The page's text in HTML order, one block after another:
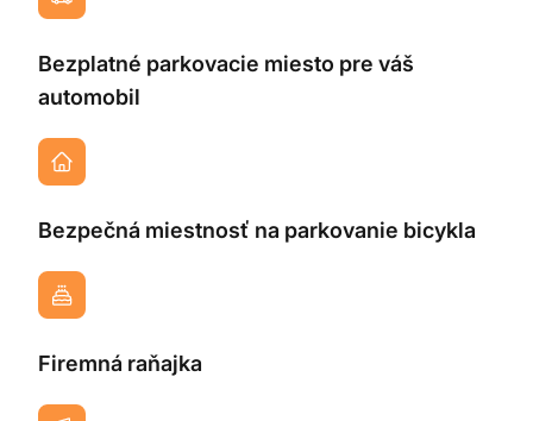
Bezplatné parkovacie miesto pre váš
automobil
Bezpečná miestnosť na parkovanie bicykla
Firemná raňajka